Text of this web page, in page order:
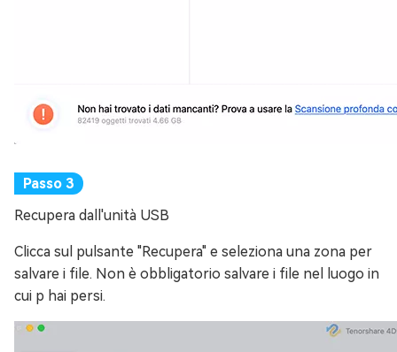
Recupera dall'unità USB
Clicca sul pulsante "Recupera" e seleziona una zona per
salvare i file. Non è obbligatorio salvare i file nel luogo in
cui p hai persi.